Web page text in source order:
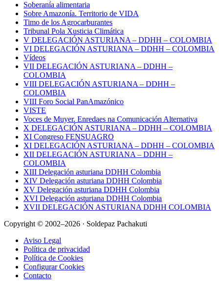
Soberanía alimentaria
Sobre Amazonía. Territorio de VIDA
Timo de los Agrocarburantes
Tribunal Pola Xusticia Climática
V DELEGACIÓN ASTURIANA – DDHH – COLOMBIA
VI DELEGACIÓN ASTURIANA – DDHH – COLOMBIA
Vídeos
VII DELEGACIÓN ASTURIANA – DDHH –
COLOMBIA
VIII DELEGACIÓN ASTURIANA – DDHH –
COLOMBIA
VIII Foro Social PanAmazónico
VISTE
Voces de Muyer. Enredaes na Comunicación Alternativa
X DELEGACIÓN ASTURIANA – DDHH – COLOMBIA
XI Congreso FENSUAGRO
XI DELEGACIÓN ASTURIANA – DDHH – COLOMBIA
XII DELEGACIÓN ASTURIANA – DDHH –
COLOMBIA
XIII Delegación asturiana DDHH Colombia
XIV Delegación asturiana DDHH Colombia
XV Delegación asturiana DDHH Colombia
XVI Delegación asturiana DDHH Colombia
XVII DELEGACIÓN ASTURIANA DDHH COLOMBIA
Copyright © 2002–2026 · Soldepaz Pachakuti
Aviso Legal
Política de privacidad
Política de Cookies
Configurar Cookies
Contacto